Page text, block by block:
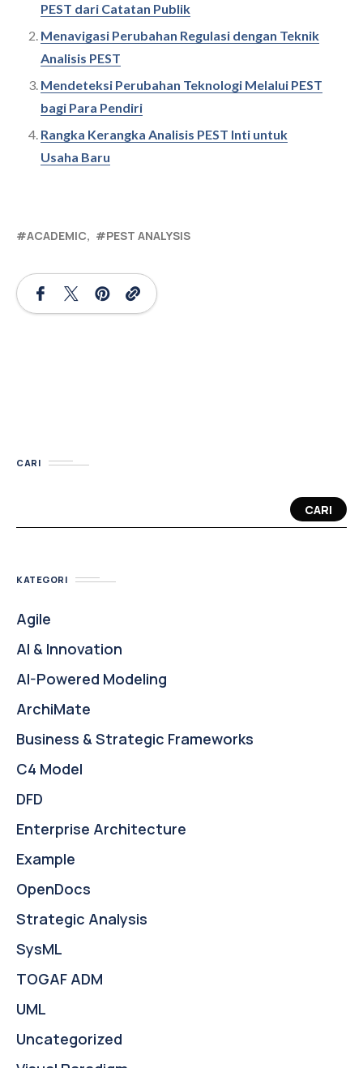
PEST dari Catatan Publik
Menavigasi Perubahan Regulasi dengan Teknik
Analisis PEST
Mendeteksi Perubahan Teknologi Melalui PEST
bagi Para Pendiri
Rangka Kerangka Analisis PEST Inti untuk
Usaha Baru
ACADEMIC PEST ANALYSIS
CARI
CARI
KATEGORI
Agile
AI & Innovation
AI-Powered Modeling
ArchiMate
Business & Strategic Frameworks
C4 Model
DFD
Enterprise Architecture
Example
OpenDocs
Strategic Analysis
SysML
TOGAF ADM
UML
Uncategorized